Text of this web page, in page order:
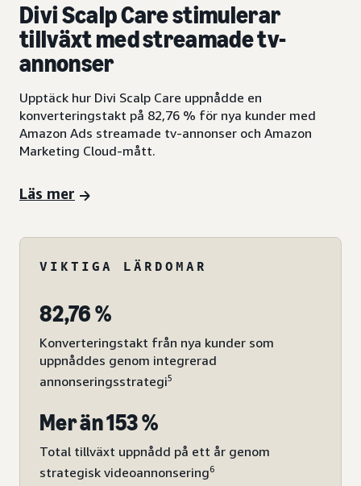
Divi Scalp Care stimulerar
tillväxt med streamade tv-
annonser
Upptäck hur Divi Scalp Care uppnådde en
konverteringstakt på 82,76 % för nya kunder med
Amazon Ads streamade tv-annonser och Amazon
Marketing Cloud-mått.
Läs mer
VIKTIGA LÄRDOMAR
82,76 %
Konverteringstakt från nya kunder som
uppnåddes genom integrerad
annonseringsstrategi5
Mer än 153 %
Total tillväxt uppnådd på ett år genom
strategisk videoannonsering6